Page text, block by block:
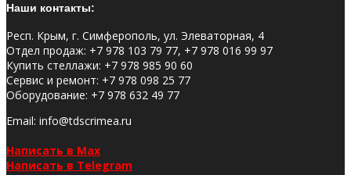
Наши контакты:
Респ. Крым, г. Симферополь, ул. Элеваторная, 4
Отдел продаж: +7 978 103 79 77, +7 978 016 99 97
Купить стеллажи: +7 978 985 90 60
Сервис и ремонт: +7 978 098 25 77
Оборудование: +7 978 632 49 77
Email: info@tdscrimea.ru
Написать в Max
Написать в Telegram